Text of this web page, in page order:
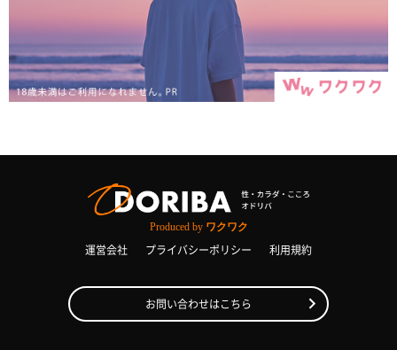
Produced by ワクワク
運営会社 プライバシーポリシー 利用規約
お問い合わせはこちら